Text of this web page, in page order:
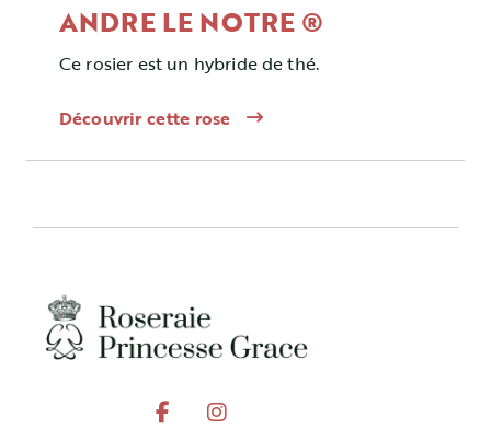
ANDRE LE NOTRE ®
Ce rosier est un hybride de thé.
Découvrir cette rose